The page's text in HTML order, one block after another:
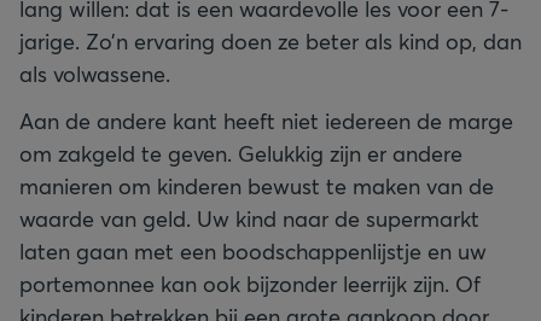
lang willen: dat is een waardevolle les voor een 7-
jarige. Zo’n ervaring doen ze beter als kind op, dan
als volwassene.
Aan de andere kant heeft niet iedereen de marge
om zakgeld te geven. Gelukkig zijn er andere
manieren om kinderen bewust te maken van de
waarde van geld. Uw kind naar de supermarkt
laten gaan met een boodschappenlijstje en uw
portemonnee kan ook bijzonder leerrijk zijn. Of